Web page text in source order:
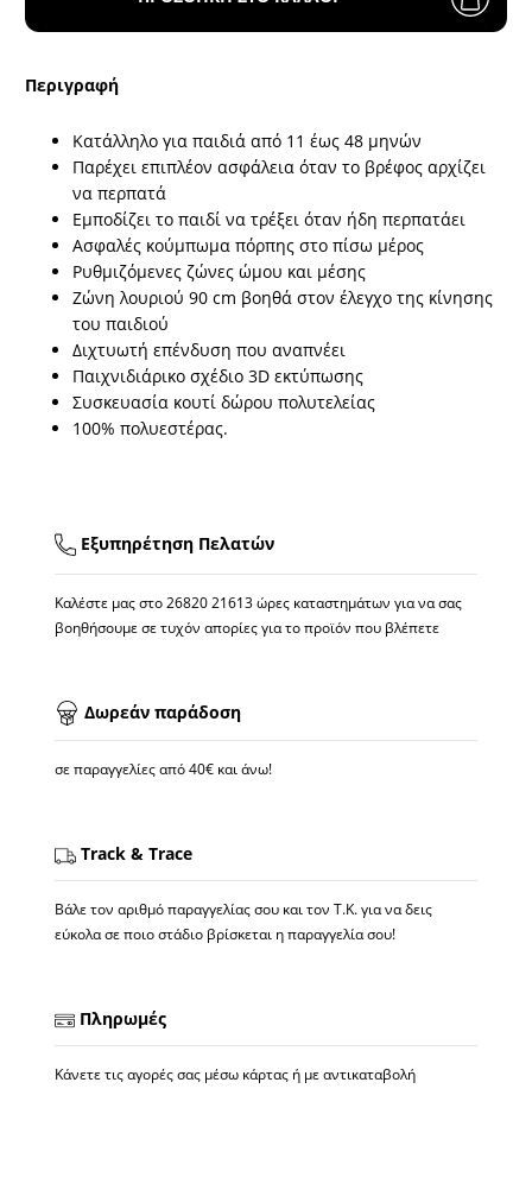
Περιγραφή
Κατάλληλο για παιδιά από 11 έως 48 μηνών
Παρέχει επιπλέον ασφάλεια όταν το βρέφος αρχίζει
να περπατά
Εμποδίζει το παιδί να τρέξει όταν ήδη περπατάει
Ασφαλές κούμπωμα πόρπης στο πίσω μέρος
Ρυθμιζόμενες ζώνες ώμου και μέσης
Ζώνη λουριού 90 cm βοηθά στον έλεγχο της κίνησης
του παιδιού
Διχτυωτή επένδυση που αναπνέει
Παιχνιδιάρικο σχέδιο 3D εκτύπωσης
Συσκευασία κουτί δώρου πολυτελείας
100% πολυεστέρας.
Εξυπηρέτηση Πελατών
Καλέστε μας στο26820 21613ώρες καταστημάτων για να σας
βοηθήσουμε σε τυχόν απορίες για το προϊόν που βλέπετε
Δωρεάν παράδοση
σε παραγγελίες από 40€ και άνω!
Track & Trace
Βάλε τον αριθμό παραγγελίας σου και τον Τ.Κ. για να δεις
εύκολα σε ποιο στάδιο βρίσκεται η παραγγελία σου!
Πληρωμές
Κάνετε τις αγορές σας μέσω κάρτας ή με αντικαταβολή